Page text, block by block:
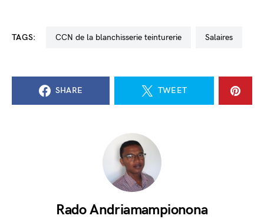
TAGS: CCN de la blanchisserie teinturerie salaires
SHARE TWEET
Rado Andriamampionona